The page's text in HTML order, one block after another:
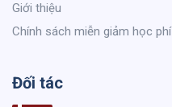
Giới thiệu
Chính sách miễn giảm học phí
Đối tác